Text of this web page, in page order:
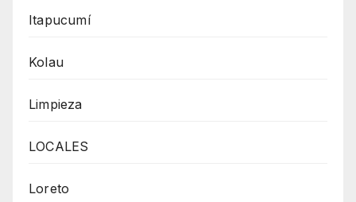
Itapucumí
Kolau
Limpieza
LOCALES
Loreto